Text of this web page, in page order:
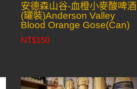
安德森山谷-血橙小麥酸啤酒
(罐裝)Anderson Valley
Blood Orange Gose(Can)
NT$150